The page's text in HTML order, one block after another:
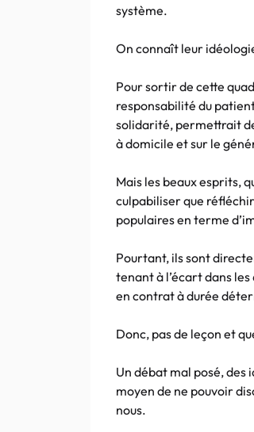
système.
On connaît leur
Pour sortir de cette
responsabilité du
solidarité, permettrait
à domicile et sur le
Mais les beaux esprits,
culpabiliser que
populaires en terme
Pourtant, ils sont
tenant à l’écart dans
en contrat à durée
Donc, pas de leçon et
Un débat mal posé, des
moyen de ne pouvoir
nous.